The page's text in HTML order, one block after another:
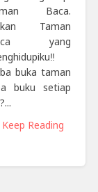
Baca.
Taman
yang
buka taman
buku setiap
Keep Reading